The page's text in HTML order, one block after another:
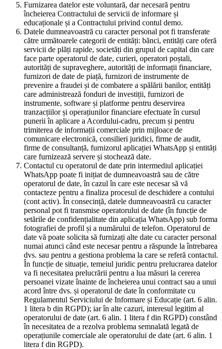
Furnizarea datelor este voluntară, dar necesară pentru
încheierea Contractului de servicii de informare și
educaționale și a Contractului privind contul demo.
Datele dumneavoastră cu caracter personal pot fi transferate
către următoarele categorii de entități: bănci, entități care oferă
servicii de plăți rapide, societăți din grupul de capital din care
face parte operatorul de date, curieri, operatori poștali,
autorități de supraveghere, autorități de informații financiare,
furnizori de date de piață, furnizori de instrumente de
prevenire a fraudei și de combatere a spălării banilor, entități
care administrează fonduri de investiții, furnizori de
instrumente, software și platforme pentru deservirea
tranzacțiilor și operațiunilor financiare efectuate în cursul
punerii în aplicare a Acordului-cadru, precum și pentru
trimiterea de informații comerciale prin mijloace de
comunicare electronică, consilieri juridici, firme de audit,
firme de consultanță, furnizorul aplicației WhatsApp și entități
care furnizează servere și stochează date.
Contactul cu operatorul de date prin intermediul aplicației
WhatsApp poate fi inițiat de dumneavoastră sau de către
operatorul de date, în cazul în care este necesar să vă
contacteze pentru a finaliza procesul de deschidere a contului
(cont activ). În consecință, datele dumneavoastră cu caracter
personal pot fi transmise operatorului de date (în funcție de
setările de confidențialitate din aplicația WhatsApp) sub forma
fotografiei de profil și a numărului de telefon. Operatorul de
date vă poate solicita să furnizați alte date cu caracter personal
numai atunci când este necesar pentru a răspunde la întrebarea
dvs. sau pentru a gestiona problema la care se referă contactul.
În funcție de situație, temeiul juridic pentru prelucrarea datelor
va fi necesitatea prelucrării pentru a lua măsuri la cererea
persoanei vizate înainte de încheierea unui contract sau a unui
acord între dvs. și operatorul de date în conformitate cu
Regulamentul Serviciului de Informare și Educație (art. 6 alin.
1 litera b din RGPD); iar în alte cazuri, interesul legitim al
operatorului de date (art. 6 alin. 1 litera f din RGPD) constând
în necesitatea de a rezolva problema semnalată legată de
operațiunile comerciale ale operatorului de date (art. 6 alin. 1
litera f din RGPD).